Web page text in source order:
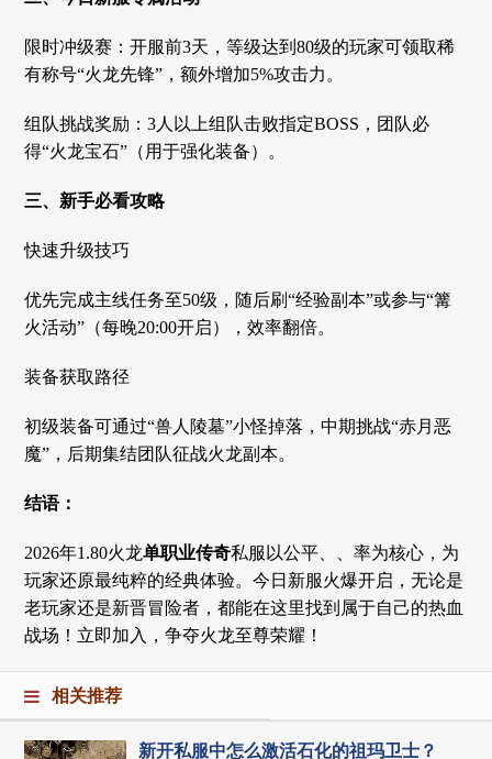
限时冲级赛：开服前3天，等级达到80级的玩家可领取稀
有称号“火龙先锋”，额外增加5%攻击力。
组队挑战奖励：3人以上组队击败指定BOSS，团队必
得“火龙宝石”（用于强化装备）。
三、新手必看攻略
快速升级技巧
优先完成主线任务至50级，随后刷“经验副本”或参与“篝
火活动”（每晚20:00开启），效率翻倍。
装备获取路径
初级装备可通过“兽人陵墓”小怪掉落，中期挑战“赤月恶
魔”，后期集结团队征战火龙副本。
结语：
2026年1.80火龙单职业传奇私服以公平、、率为核心，为
玩家还原最纯粹的经典体验。今日新服火爆开启，无论是
老玩家还是新晋冒险者，都能在这里找到属于自己的热血
战场！立即加入，争夺火龙至尊荣耀！
相关推荐
新开私服中怎么激活石化的祖玛卫士？